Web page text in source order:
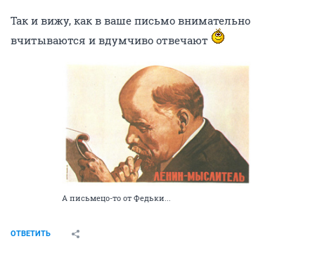
Так и вижу, как в ваше письмо внимательно
вчитываются и вдумчиво отвечают
А письмецо-то от Федьки...
ОТВЕТИТЬ